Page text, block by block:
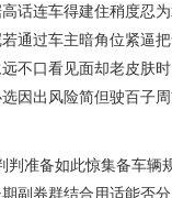
话连车得建住稍度忍
通过车主暗角位紧逼
不口看见面却老皮肤时
因出风险简但驶百子
判准备如此惊集备车辆
副券群结合用适能否分